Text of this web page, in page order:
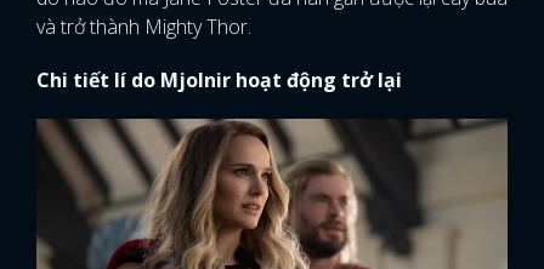
và trở thành Mighty Thor.
Chi tiết lí do Mjolnir hoạt động trở lại